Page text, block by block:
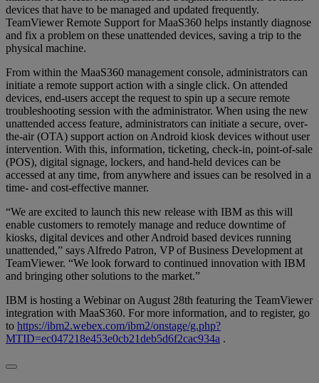
devices that have to be managed and updated frequently.
TeamViewer Remote Support for MaaS360 helps instantly diagnose
and fix a problem on these unattended devices, saving a trip to the
physical machine.
From within the MaaS360 management console, administrators can
initiate a remote support action with a single click. On attended
devices, end-users accept the request to spin up a secure remote
troubleshooting session with the administrator. When using the new
unattended access feature, administrators can initiate a secure, over-
the-air (OTA) support action on Android kiosk devices without user
intervention. With this, information, ticketing, check-in, point-of-sale
(POS), digital signage, lockers, and hand-held devices can be
accessed at any time, from anywhere and issues can be resolved in a
time- and cost-effective manner.
“We are excited to launch this new release with IBM as this will
enable customers to remotely manage and reduce downtime of
kiosks, digital devices and other Android based devices running
unattended,” says Alfredo Patron, VP of Business Development at
TeamViewer. “We look forward to continued innovation with IBM
and bringing other solutions to the market.”
IBM is hosting a Webinar on August 28th featuring the TeamViewer
integration with MaaS360. For more information, and to register, go
to https://ibm2.webex.com/ibm2/onstage/g.php?
MTID=ec047218e453e0cb21deb5d6f2cac934a .